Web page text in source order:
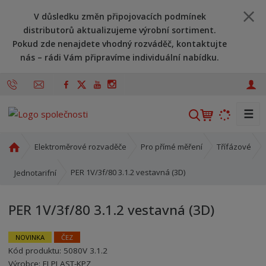
V důsledku změn připojovacích podmínek
distributorů aktualizujeme výrobní sortiment.
Pokud zde nenajdete vhodný rozváděč, kontaktujte
nás – rádi Vám připravíme individuální nabídku.
V
h
t
☰
o
í
t
r
a
Elektroměrové rozvaděče Pro přímé měření Třífázové
Jednotarifní PER 1V/3f/80 3.1.2 vestavná (3D)
PER 1V/3f/80 3.1.2 vestavná (3D)
NOVINKA ČEZ
Kód produktu: 5080V 3.1.2
Kód výrobce: 8595208638893
Kód dodavatele:8595208638893
Výrobce: ELPLAST-KPZ